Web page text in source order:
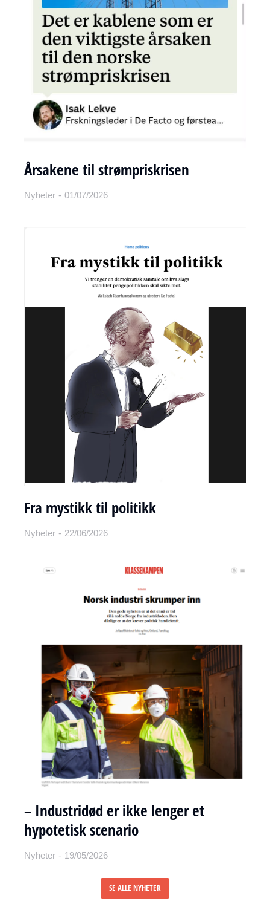
Årsakene til strømpriskrisen
Nyheter 01/07/2026
Fra mystikk til politikk
Nyheter 22/06/2026
– Industridød er ikke lenger et
hypotetisk scenario
Nyheter 19/05/2026
SE ALLE NYHETER